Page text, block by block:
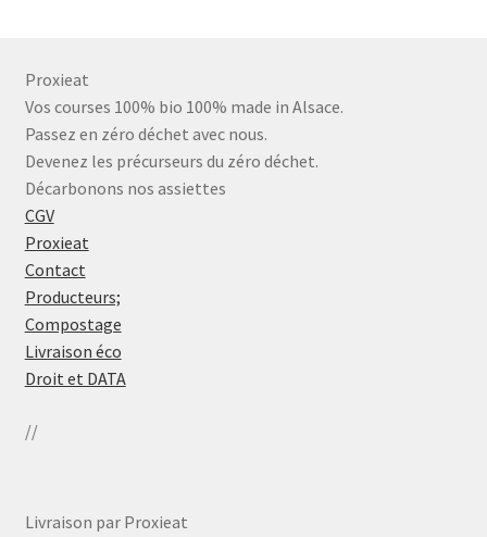
Proxieat
Vos courses 100% bio 100% made in Alsace.
Passez en zéro déchet avec nous.
Devenez les précurseurs du zéro déchet.
Décarbonons nos assiettes
CGV
Proxieat
Contact
Producteurs;
Compostage
Livraison éco
Droit et DATA
//
Livraison par Proxieat